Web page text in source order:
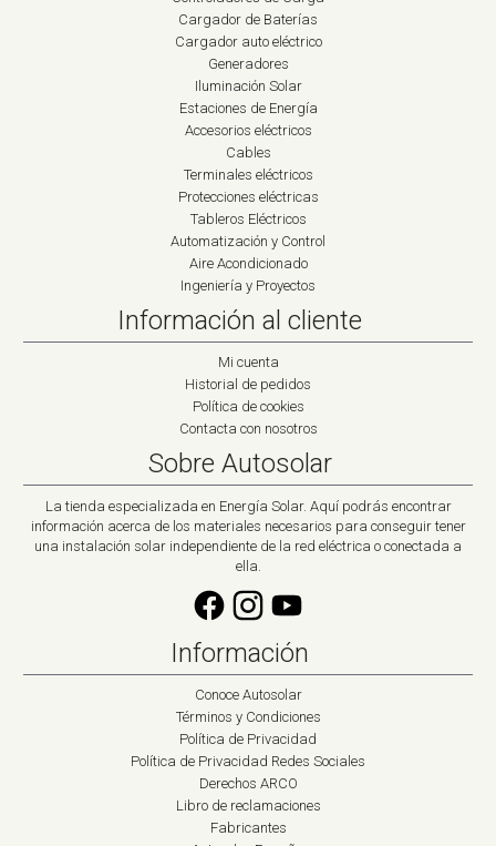
Cargador de Baterías
Cargador auto eléctrico
Generadores
Iluminación Solar
Estaciones de Energía
Accesorios eléctricos
Cables
Terminales eléctricos
Protecciones eléctricas
Tableros Eléctricos
Automatización y Control
Aire Acondicionado
Ingeniería y Proyectos
Información al cliente
Mi cuenta
Historial de pedidos
Política de cookies
Contacta con nosotros
Sobre Autosolar
La tienda especializada en Energía Solar. Aquí podrás encontrar
información acerca de los materiales necesarios para conseguir tener
una instalación solar independiente de la red eléctrica o conectada a
ella.
Información
Conoce Autosolar
Términos y Condiciones
Política de Privacidad
Política de Privacidad Redes Sociales
Derechos ARCO
Libro de reclamaciones
Fabricantes